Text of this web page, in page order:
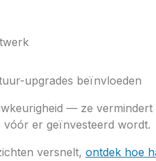
upgrades beïnvloeden
— ze
er geïnvesteerd wordt.
versnelt, ontdek hoe